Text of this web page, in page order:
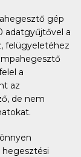
gép
adatgyűjtővel a
felügyeletéhez
a
az
de nem
hegesztési